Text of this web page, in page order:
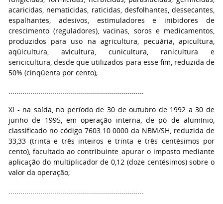
acaricidas, nematicidas, raticidas, desfolhantes, dessecantes,
espalhantes, adesivos, estimuladores e inibidores de
crescimento (reguladores), vacinas, soros e medicamentos,
produzidos para uso na agricultura, pecuária, apicultura,
aqüicultura, avicultura, cunicultura, ranicultura e
sericicultura, desde que utilizados para esse fim, reduzida de
50% (cinqüenta por cento);
....................................................................
XI - na saída, no período de 30 de outubro de 1992 a 30 de
junho de 1995, em operação interna, de pó de alumínio,
classificado no código 7603.10.0000 da NBM/SH, reduzida de
33,33 (trinta e três inteiros e trinta e três centésimos por
cento), facultado ao contribuinte apurar o imposto mediante
aplicação do multiplicador de 0,12 (doze centésimos) sobre o
valor da operação;
....................................................................